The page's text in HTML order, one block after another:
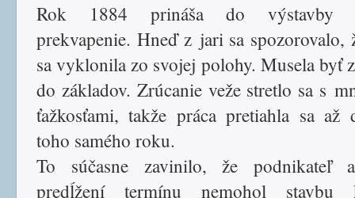
Rok 1884 prináša do výstavby
prekvapenie. Hneď z jari sa spozorovalo,
sa vyklonila zo svojej polohy. Musela byť
do základov. Zrúcanie veže stretlo sa s
ťažkosťami, takže práca pretiahla sa až
toho samého roku.
To súčasne zavinilo, že podnikateľ
predĺžení termínu nemohol stavbu